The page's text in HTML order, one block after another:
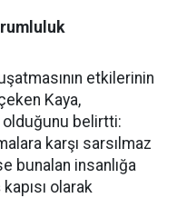
etkilerinin
Kaya,
belirtti:
karşı sarsılmaz
bunalan insanlığa
olarak